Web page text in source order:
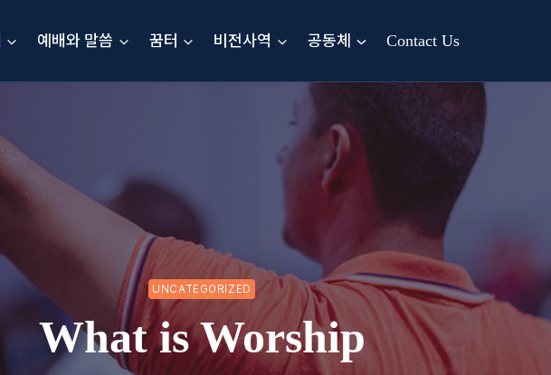
예배와 말씀 꿈터 비전사역 공동체 Contact Us
UNCATEGORIZED
What is Worship